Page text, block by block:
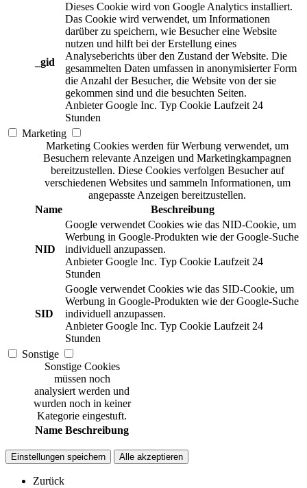
_gid
Dieses Cookie wird von Google Analytics installiert.
Das Cookie wird verwendet, um Informationen
darüber zu speichern, wie Besucher eine Website
nutzen und hilft bei der Erstellung eines
Analyseberichts über den Zustand der Website. Die
gesammelten Daten umfassen in anonymisierter Form
die Anzahl der Besucher, die Website von der sie
gekommen sind und die besuchten Seiten.
Anbieter Google Inc. Typ Cookie Laufzeit 24
Stunden
Marketing
Marketing Cookies werden für Werbung verwendet, um
Besuchern relevante Anzeigen und Marketingkampagnen
bereitzustellen. Diese Cookies verfolgen Besucher auf
verschiedenen Websites und sammeln Informationen, um
angepasste Anzeigen bereitzustellen.
Name
Beschreibung
NID
Google verwendet Cookies wie das NID-Cookie, um
Werbung in Google-Produkten wie der Google-Suche
individuell anzupassen.
Anbieter Google Inc. Typ Cookie Laufzeit 24
Stunden
SID
Google verwendet Cookies wie das SID-Cookie, um
Werbung in Google-Produkten wie der Google-Suche
individuell anzupassen.
Anbieter Google Inc. Typ Cookie Laufzeit 24
Stunden
Sonstige
Sonstige Cookies
müssen noch
analysiert werden und
wurden noch in keiner
Kategorie eingestuft.
Name Beschreibung
Einstellungen speichern Alle akzeptieren
Zurück